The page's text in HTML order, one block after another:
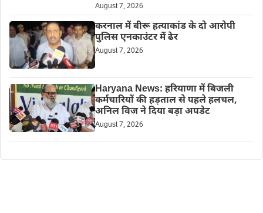
August 7, 2026
करनाल में बीरू हत्याकांड के दो आरोपी
पुलिस एनकाउंटर में ढेर
August 7, 2026
Haryana News: हरियाणा में बिजली
कर्मचारियों की हड़ताल से पहले हलचल,
अनिल विज ने दिया बड़ा अपडेट
August 7, 2026